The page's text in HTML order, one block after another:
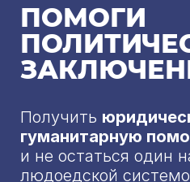
ПОМОГИ
Получить
гуманитарную
и не остаться один
людоедской